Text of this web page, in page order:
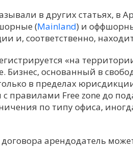
в других статьях, в
(Mainland) и
и, соответственно,
«на
основанный в
в пределах
с правилами Free zone до
по типу офиса,
арендодатель